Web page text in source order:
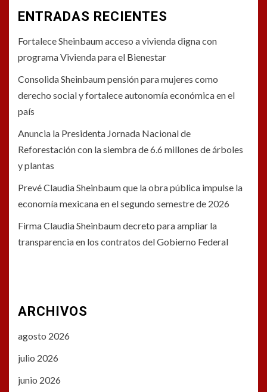
ENTRADAS RECIENTES
Fortalece Sheinbaum acceso a vivienda digna con
programa Vivienda para el Bienestar
Consolida Sheinbaum pensión para mujeres como
derecho social y fortalece autonomía económica en el
país
Anuncia la Presidenta Jornada Nacional de
Reforestación con la siembra de 6.6 millones de árboles
y plantas
Prevé Claudia Sheinbaum que la obra pública impulse la
economía mexicana en el segundo semestre de 2026
Firma Claudia Sheinbaum decreto para ampliar la
transparencia en los contratos del Gobierno Federal
ARCHIVOS
agosto 2026
julio 2026
junio 2026